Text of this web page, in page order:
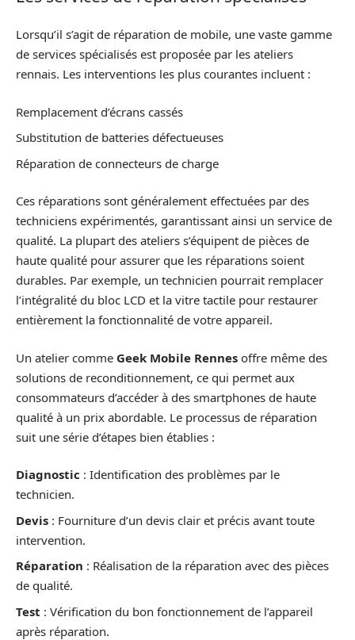
Lorsqu’il s’agit de réparation de mobile, une vaste gamme
de services spécialisés est proposée par les ateliers
rennais. Les interventions les plus courantes incluent :
Remplacement d’écrans cassés
Substitution de batteries défectueuses
Réparation de connecteurs de charge
Ces réparations sont généralement effectuées par des
techniciens expérimentés, garantissant ainsi un service de
qualité. La plupart des ateliers s’équipent de pièces de
haute qualité pour assurer que les réparations soient
durables. Par exemple, un technicien pourrait remplacer
l’intégralité du bloc LCD et la vitre tactile pour restaurer
entièrement la fonctionnalité de votre appareil.
Un atelier comme Geek Mobile Rennes offre même des
solutions de reconditionnement, ce qui permet aux
consommateurs d’accéder à des smartphones de haute
qualité à un prix abordable. Le processus de réparation
suit une série d’étapes bien établies :
Diagnostic : Identification des problèmes par le
technicien.
Devis : Fourniture d’un devis clair et précis avant toute
intervention.
Réparation : Réalisation de la réparation avec des pièces
de qualité.
Test : Vérification du bon fonctionnement de l’appareil
après réparation.